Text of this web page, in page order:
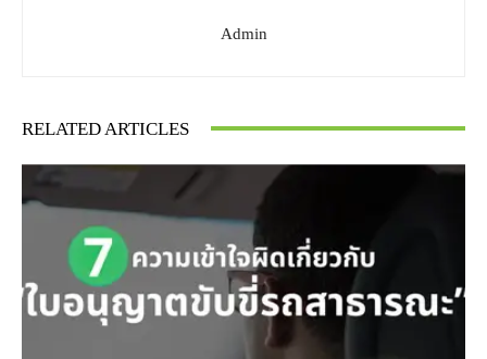
Admin
RELATED ARTICLES